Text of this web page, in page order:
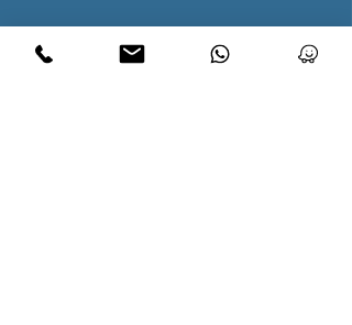
השאירו פרטים ונדבר